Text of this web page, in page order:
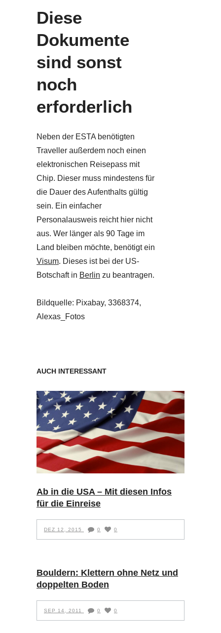
Diese
Dokumente
sind sonst
noch
erforderlich
Neben der ESTA benötigten
Traveller außerdem noch einen
elektronischen Reisepass mit
Chip. Dieser muss mindestens für
die Dauer des Aufenthalts gültig
sein. Ein einfacher
Personalausweis reicht hier nicht
aus. Wer länger als 90 Tage im
Land bleiben möchte, benötigt ein
Visum. Dieses ist bei der US-
Botschaft in Berlin zu beantragen.
Bildquelle: Pixabay, 3368374,
Alexas_Fotos
AUCH INTERESSANT
Ab in die USA – Mit diesen Infos
für die Einreise
DEZ 12, 2015 0 0
Bouldern: Klettern ohne Netz und
doppelten Boden
SEP 14, 2011 0 0